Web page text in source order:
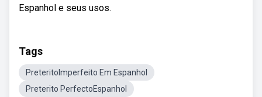
Espanhol e seus usos.
Tags
PreteritoImperfeito Em Espanhol
Preterito PerfectoEspanhol